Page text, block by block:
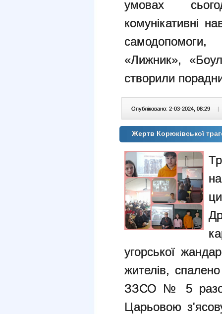
умовах
комунікативні
«Лижник»,
створили
Опубліковано: 2-03-2024, 08:29 |
Жертв Корюківської
угорської
жителів,
ЗЗСО № 5 разом
Царьовою